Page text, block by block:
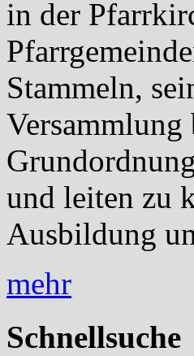
in der
Stammeln,
und leiten zu
Ausbildung
mehr
Schnellsuche